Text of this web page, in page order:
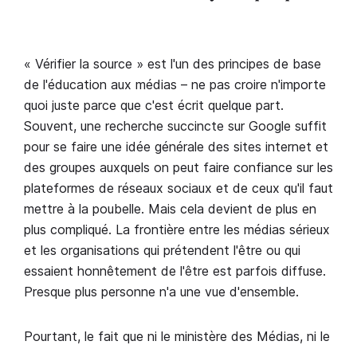
« Vérifier la source » est l'un des principes de base
de l'éducation aux médias – ne pas croire n'importe
quoi juste parce que c'est écrit quelque part.
Souvent, une recherche succincte sur Google suffit
pour se faire une idée générale des sites internet et
des groupes auxquels on peut faire confiance sur les
plateformes de réseaux sociaux et de ceux qu'il faut
mettre à la poubelle. Mais cela devient de plus en
plus compliqué. La frontière entre les médias sérieux
et les organisations qui prétendent l'être ou qui
essaient honnêtement de l'être est parfois diffuse.
Presque plus personne n'a une vue d'ensemble.
Pourtant, le fait que ni le ministère des Médias, ni le